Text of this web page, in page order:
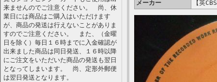
来ませんのでご注意ください。 尚、休
業日には商品はご購入はいただけます
が、商品の発送は行えないことがありま
すのでご注意ください。 また、（金曜
日を除く）毎日１６時までに入金確認が
出来ました商品は同日発送、１６時以降
にご注文をいただいた商品の発送も翌日
となってしまいます。 尚、定形外郵便
は翌日発送となります。
メーカー
【英